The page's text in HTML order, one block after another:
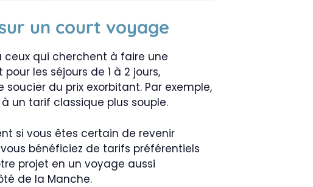
un court voyage
ceux qui cherchent à faire une
les séjours de 1 à 2 jours,
du prix exorbitant. Par exemple,
un tarif classique plus souple.
si vous êtes certain de revenir
bénéficiez de tarifs préférentiels
projet en un voyage aussi
de la Manche.